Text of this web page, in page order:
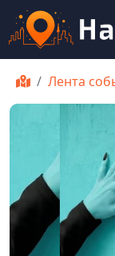
Лента